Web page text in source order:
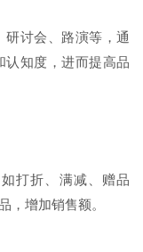
讨会、路演等，通
认知度，进而提高品
打折、满减、赠品
，增加销售额。